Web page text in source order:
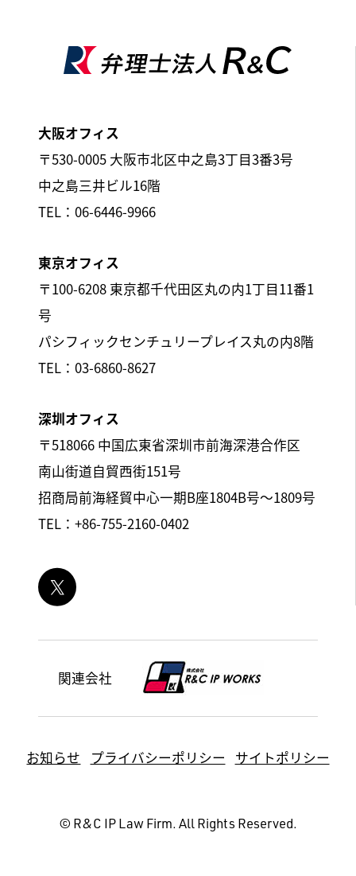
大阪オフィス
〒530-0005 大阪市北区中之島3丁目3番3号
中之島三井ビル16階
TEL：06-6446-9966
東京オフィス
〒100-6208 東京都千代田区丸の内1丁目11番1
号
パシフィックセンチュリープレイス丸の内8階
TEL：03-6860-8627
深圳オフィス
〒518066 中国広東省深圳市前海深港合作区
南山街道自貿西街151号
招商局前海経貿中心一期B座1804B号～1809号
TEL：+86-755-2160-0402
関連会社
お知らせ プライバシーポリシー サイトポリシー
© R&C IP Law Firm. All Rights Reserved.